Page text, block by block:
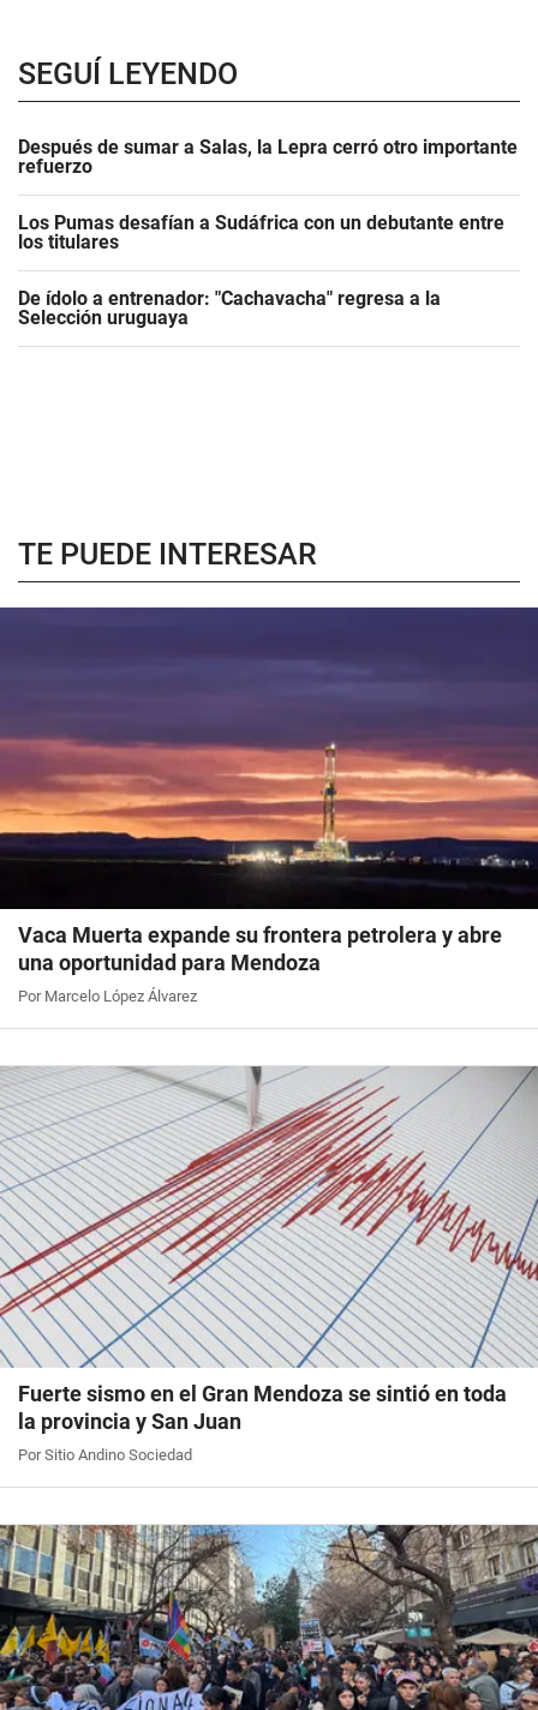
SEGUÍ LEYENDO
Después de sumar a Salas, la Lepra cerró otro importante
refuerzo
Los Pumas desafían a Sudáfrica con un debutante entre
los titulares
De ídolo a entrenador: "Cachavacha" regresa a la
Selección uruguaya
TE PUEDE INTERESAR
Vaca Muerta expande su frontera petrolera y abre
una oportunidad para Mendoza
Por Marcelo López Álvarez
Fuerte sismo en el Gran Mendoza se sintió en toda
la provincia y San Juan
Por Sitio Andino Sociedad